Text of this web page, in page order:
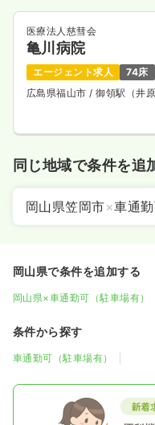
医療法人慈彗会
亀川病院
エージェント求人 74床
広島県福山市/ 御領駅（井
同じ地域で条件を追
岡山県笠岡市×車通勤
岡山県で条件を追加する
岡山県×車通勤可（駐車場有）
条件から探す
車通勤可（駐車場有）